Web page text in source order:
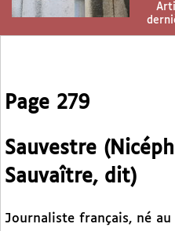
Page 279
Sauvestre
Sauvaître, dit)
Journaliste français, né